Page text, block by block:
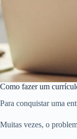
Como fazer um
Para conquistar uma
Muitas vezes, o